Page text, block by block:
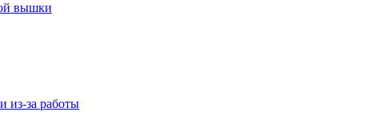
вышки
из-за работы